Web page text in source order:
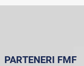
PARTENERI FMF